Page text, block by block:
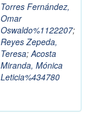
Torres Fernández,
Omar
Oswaldo%1122207;
Reyes Zepeda,
Teresa;Acosta
Miranda, Mónica
Leticia%434780